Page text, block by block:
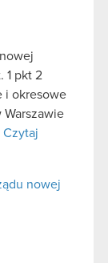
1 pkt 2
i okresowe
Warszawie
Czytaj
nowej